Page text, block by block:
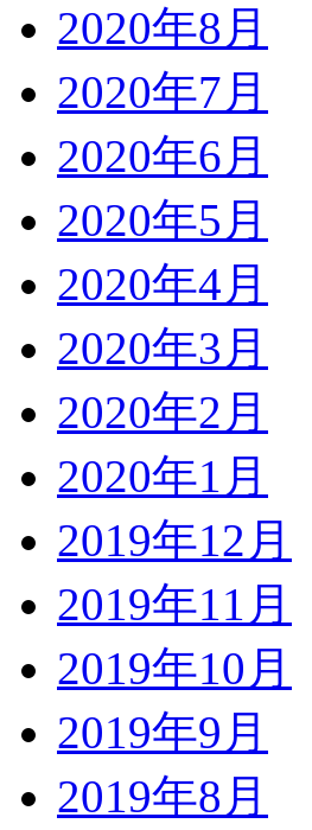
2020年8月
2020年7月
2020年6月
2020年5月
2020年4月
2020年3月
2020年2月
2020年1月
2019年12月
2019年11月
2019年10月
2019年9月
2019年8月